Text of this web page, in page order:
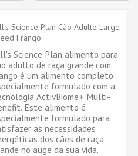
Science Plan Cão Adulto Large
Frango
Science Plan alimento para
adulto de raça grande com
é um alimento completo
formulado com a
ActivBiome+ Multi-
Este alimento é
formulado para
as necessidades
dos cães de raça
no auge da sua vida.